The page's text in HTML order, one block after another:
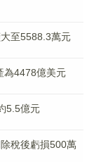
至5588.3萬元
為4478億美元
5.5億元
稅後虧損500萬